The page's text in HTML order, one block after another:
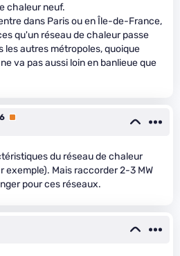
chaleur neuf.
dans Paris ou en Île-de-France,
qu'un réseau de chaleur passe
les autres métropoles, quoique
va pas aussi loin en banlieue que
Premium
du réseau de chaleur
exemple). Mais raccorder 2-3 MW
pour ces réseaux.